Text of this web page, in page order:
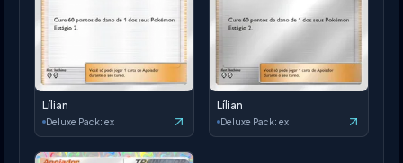
Lílian
Deluxe Pack: ex
Lílian
Deluxe Pack: ex